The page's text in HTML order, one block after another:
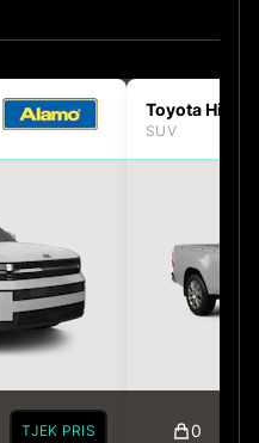
TJEK PRIS
Toyota Hilux
SUV
0